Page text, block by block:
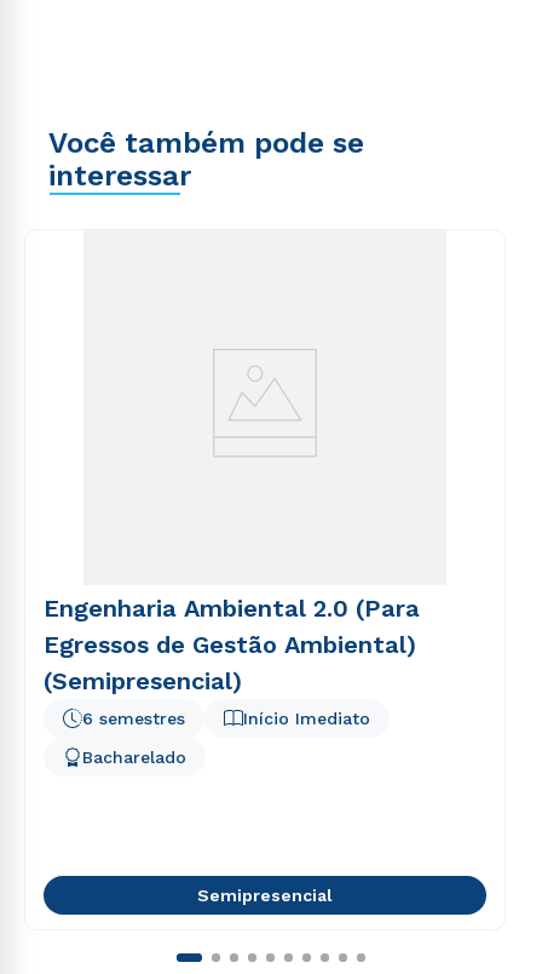
Você também pode se
interessar
Engenharia Ambiental 2.0 (Para
Egressos de Gestão Ambiental)
(Semipresencial)
Início Imediato
6 semestres
Bacharelado
Semipresencial